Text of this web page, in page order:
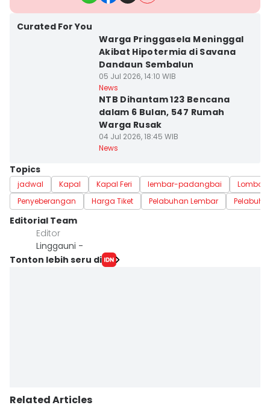
Curated For You
Warga Pringgasela Meninggal
Akibat Hipotermia di Savana
Dandaun Sembalun
05 Jul 2026, 14:10 WIB
News
NTB Dihantam 123 Bencana
dalam 6 Bulan, 547 Rumah
Warga Rusak
04 Jul 2026, 18:45 WIB
News
Topics
jadwal Kapal Kapal Feri lembar-padangbai
Lombok
Penyeberangan
Harga Tiket Pelabuhan Lembar
Editorial Team
Editor
Linggauni -
Tonton lebih seru di
Related Articles